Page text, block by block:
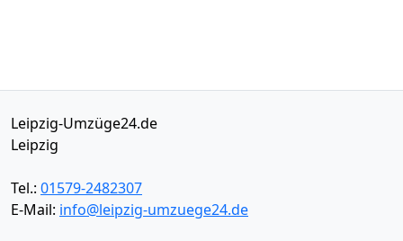
Leipzig-Umzüge24.de
Leipzig
Tel.: 01579-2482307
E-Mail: info@leipzig-umzuege24.de